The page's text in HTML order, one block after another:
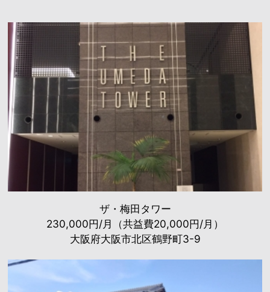
ザ・梅田タワー
230,000円/月（共益費20,000円/月）
大阪府大阪市北区鶴野町3-9